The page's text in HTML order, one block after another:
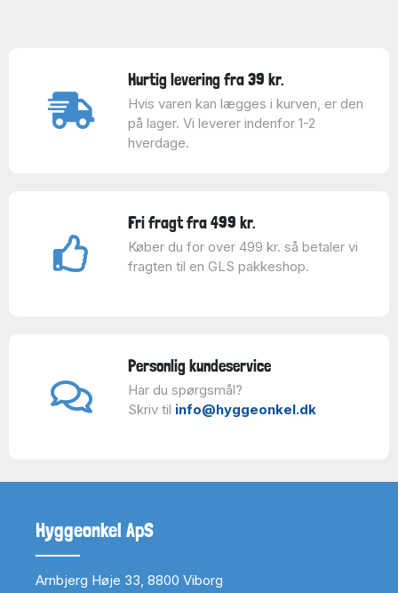
Hurtig levering fra 39 kr.
Hvis varen kan lægges i kurven, er den
på lager. Vi leverer indenfor 1-2
hverdage.
Fri fragt fra 499 kr.
Køber du for over 499 kr. så betaler vi
fragten til en GLS pakkeshop.
Personlig kundeservice
Har du spørgsmål?
Skriv til info@hyggeonkel.dk
Hyggeonkel ApS
Arnbjerg Høje 33, 8800 Viborg